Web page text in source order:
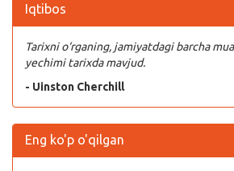
Iqtibos
Tarixni o‘rganing, jamiyatdagi barcha
yechimi tarixda mavjud.
- Uinston Cherchill
Eng ko'p o'qilgan